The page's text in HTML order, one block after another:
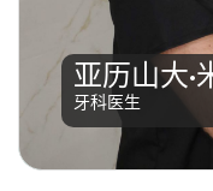
亚历山大·
牙科医生
博士，1985年4月
（Gacko）的“佩
Slijepčević）中学完
（Foča）医学院学
学位。